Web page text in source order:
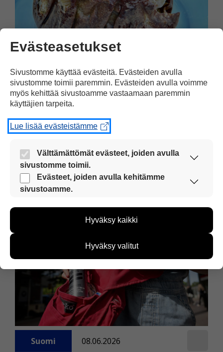
Raparperi on alkukesän
herkku
Arki 09.06.2026
kasvaa usein puutarhoissa ja pihoilla
Suomi 08.06.2026
Evästeasetukset
Sivustomme käyttää evästeitä. Evästeiden avulla
sivustomme toimii paremmin. Evästeiden avulla voimme
myös kehittää sivustoamme vastaamaan paremmin
käyttäjien tarpeita.
Lue lisää evästeistämme
Välttämättömät evästeet, joiden avulla
sivustomme toimii.
Nämä evästeet ovat aina käytössä, jotta
sivustoamme voi käyttää sujuvasti ja turvallisesti.
Evästeet, joiden avulla kehitämme
sivustoamme.
kehittää sivustoamme vastaamaan paremmin
kävijämääristä ja siitä, mitä sivuja käytetään ja
miten sivuilla liikutaan. Emme kuitenkaan kerää
yksittäiseen käyttäjään.
Voit valita, hyväksytkö näiden evästeiden käytön.
Hyväksy kaikki
Hyväksy valitut